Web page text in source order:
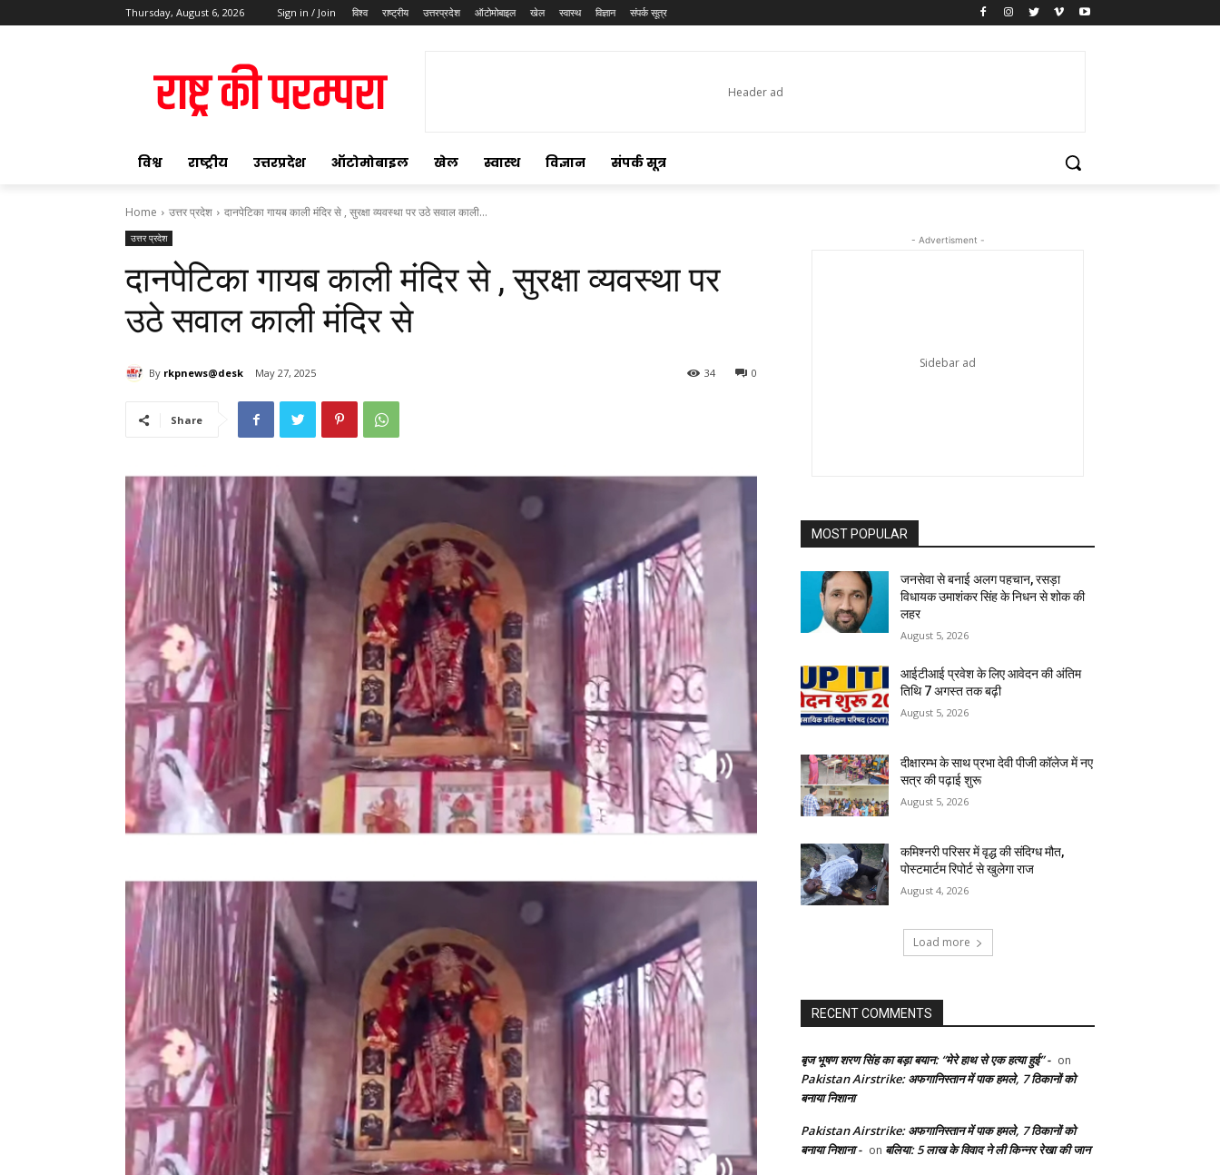
Thursday, August 6, 2026 Sign in / Join विश्व राष्ट्रीय उत्तरप्रदेश ऑटोमोबाइल खेल स्वास्थ विज्ञान संपर्क सूत्र
विश्व राष्ट्रीय उत्तरप्रदेश ऑटोमोबाइल खेल स्वास्थ विज्ञान संपर्क सूत्र
Home उत्तर प्रदेश दानपेटिका गायब काली मंदिर से , सुरक्षा व्यवस्था पर उठे सवाल काली...
उत्तर प्रदेश
दानपेटिका गायब काली मंदिर से , सुरक्षा व्यवस्था पर
उठे सवाल काली मंदिर से
By rkpnews@desk May 27, 2025 0
34
Share
- Advertisment -
MOST POPULAR
जनसेवा से बनाई अलग पहचान, रसड़ा
विधायक उमाशंकर सिंह के निधन से शोक की
लहर
August 5, 2026
आईटीआई प्रवेश के लिए आवेदन की अंतिम
तिथि 7 अगस्त तक बढ़ी
August 5, 2026
दीक्षारम्भ के साथ प्रभा देवी पीजी कॉलेज में नए
सत्र की पढ़ाई शुरू
August 5, 2026
कमिश्नरी परिसर में वृद्ध की संदिग्ध मौत,
पोस्टमार्टम रिपोर्ट से खुलेगा राज
August 4, 2026
Load more
RECENT COMMENTS
बृज भूषण शरण सिंह का बड़ा बयान: “मेरे हाथ से एक हत्या हुई” - on
Pakistan Airstrike: अफगानिस्तान में पाक हमले, 7 ठिकानों को
बनाया निशाना
Pakistan Airstrike: अफगानिस्तान में पाक हमले, 7 ठिकानों को
बनाया निशाना - on बलिया: 5 लाख के विवाद ने ली किन्नर रेखा की जान